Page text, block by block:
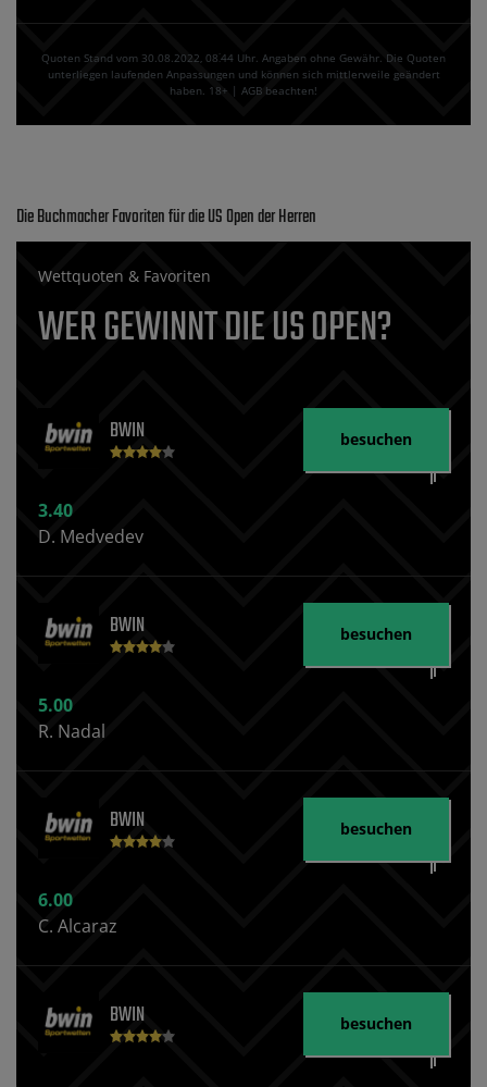
Quoten Stand vom 30.08.2022‚ 08⁚44 Uhr. Angaben ohne Gewähr. Die Quoten
unterliegen laufenden Anpassungen und können sich mittlerweile geändert
haben. 18+ | AGB beachten!
Die Buchmacher Favoriten für die US Open der Herren
Wettquoten & Favoriten
WER GEWINNT DIE US OPEN?
BWIN
3.40
D. Medvedev
besuchen
BWIN
5.00
R. Nadal
besuchen
BWIN
6.00
C. Alcaraz
besuchen
BWIN besuchen